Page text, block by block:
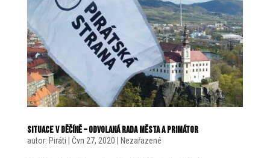
Situace v Děčíně – odvolaná Rada města a Primátor
autor: Piráti | Čvn 27, 2020 | Nezařazené